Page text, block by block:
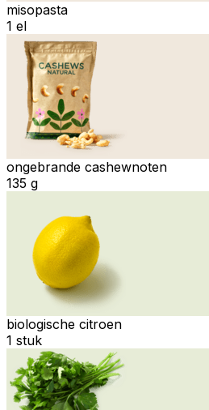
misopasta
1 el
ongebrande cashewnoten
135 g
biologische citroen
1 stuk